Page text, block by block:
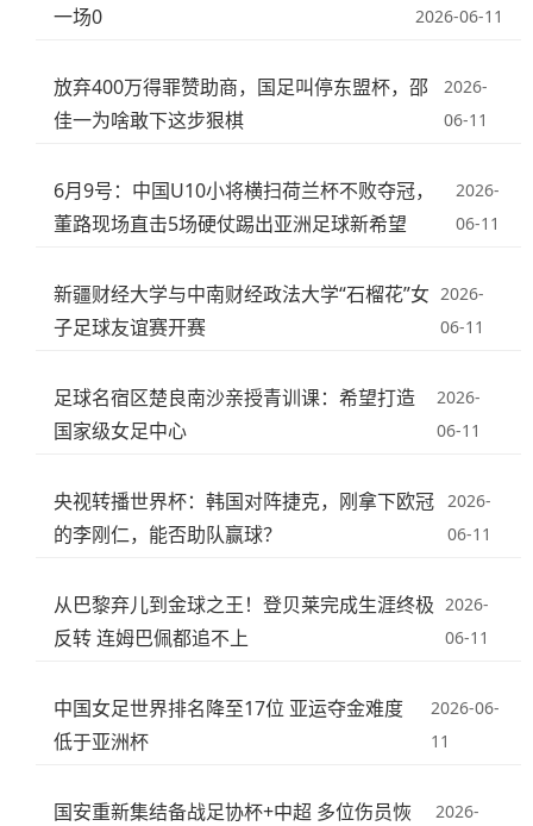
一场0 2026-06-11
放弃400万得罪赞助商，国足叫停东盟杯，邵
佳一为啥敢下这步狠棋
2026-
06-11
6月9号：中国U10小将横扫荷兰杯不败夺冠，
董路现场直击5场硬仗踢出亚洲足球新希望
2026-
06-11
新疆财经大学与中南财经政法大学“石榴花”女
子足球友谊赛开赛
2026-
06-11
足球名宿区楚良南沙亲授青训课：希望打造
国家级女足中心
2026-
06-11
央视转播世界杯：韩国对阵捷克，刚拿下欧冠
的李刚仁，能否助队赢球？
2026-
06-11
从巴黎弃儿到金球之王！登贝莱完成生涯终极
反转 连姆巴佩都追不上
2026-
06-11
中国女足世界排名降至17位 亚运夺金难度
低于亚洲杯
2026-06-
11
国安重新集结备战足协杯+中超 多位伤员恢
2026-